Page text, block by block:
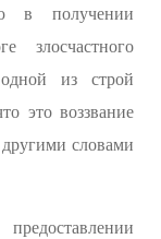
в получении
злосчастного
из строй
это воззвание
словами